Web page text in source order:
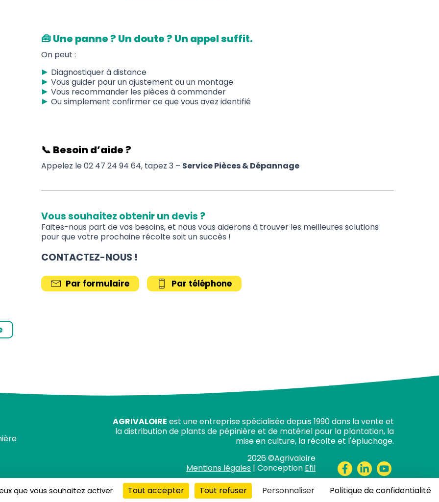
🧰 Une panne ? Un doute ? Un appel suffit.
On peut :
Diagnostiquer à distance
Vous guider pour un ajustement ou un montage
Vous recommander les pièces à commander
Ou simplement confirmer ce que vous avez identifié
📞 Besoin d’aide ?
Appelez le 02 47 24 94 64, tapez 3 – Service Pièces & Dépannage
Vous souhaitez obtenir un devis ?
Faites-nous part de vos besoins, et nous vous aiderons à trouver les meilleures solutions
pour que votre prochaine récolte soit un succès !
CONTACTEZ-NOUS !
Par formulaire Par téléphone
AGRIVALOIRE est une entreprise spécialisée depuis 1990 dans la vente et
la distribution de plants de pépinière et de matériel pour la plantation, la
mise en culture, la récolte et l'épluchage.
2026 ©Agrivaloire
Mentions légales | Conception Efil
que vous souhaitez activer Tout accepter Tout refuser Personnaliser Politique de confidentialité